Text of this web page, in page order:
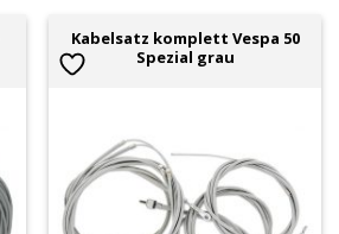
Kabelsatz komplett Vespa 50
Spezial grau